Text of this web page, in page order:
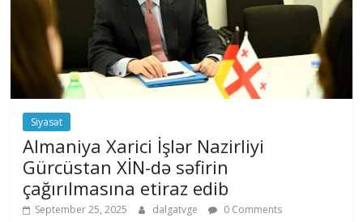
Siyasət
Almaniya Xarici İşlər Nazirliyi
Gürcüstan XİN-də səfirin
çağırılmasına etiraz edib
September 25, 2025 dalgatvge 0 Comments